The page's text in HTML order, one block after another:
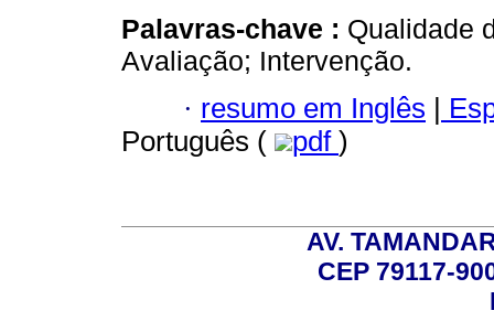
Palavras-chave : Qualidade
Avaliação; Intervenção.
· resumo em Inglês |
Português (
pdf )
AV.
CEP 79117-